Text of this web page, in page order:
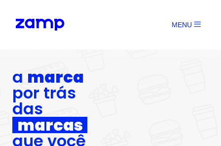
MENU
a marca
por trás
das
marcas
que você